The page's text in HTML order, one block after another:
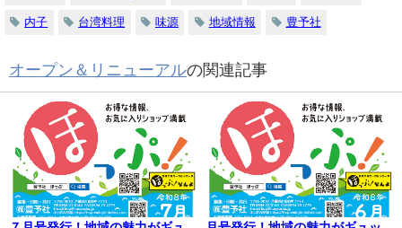
内子 台湾料理 味源 地域情報 豊予社
オープン＆リニューアルの関連記事